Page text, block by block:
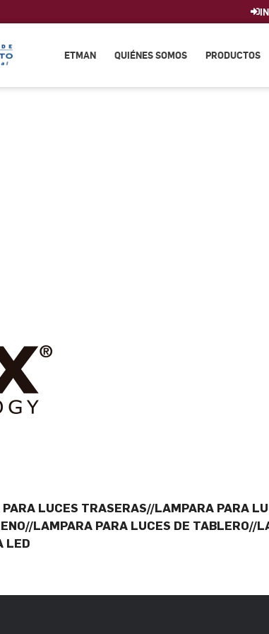
ETMAN QUIÉNES SOMOS PRODUCTOS
LUCES TRASERAS//LAMPARA PARA
LAMPARA PARA LUCES DE TABLERO//
LED